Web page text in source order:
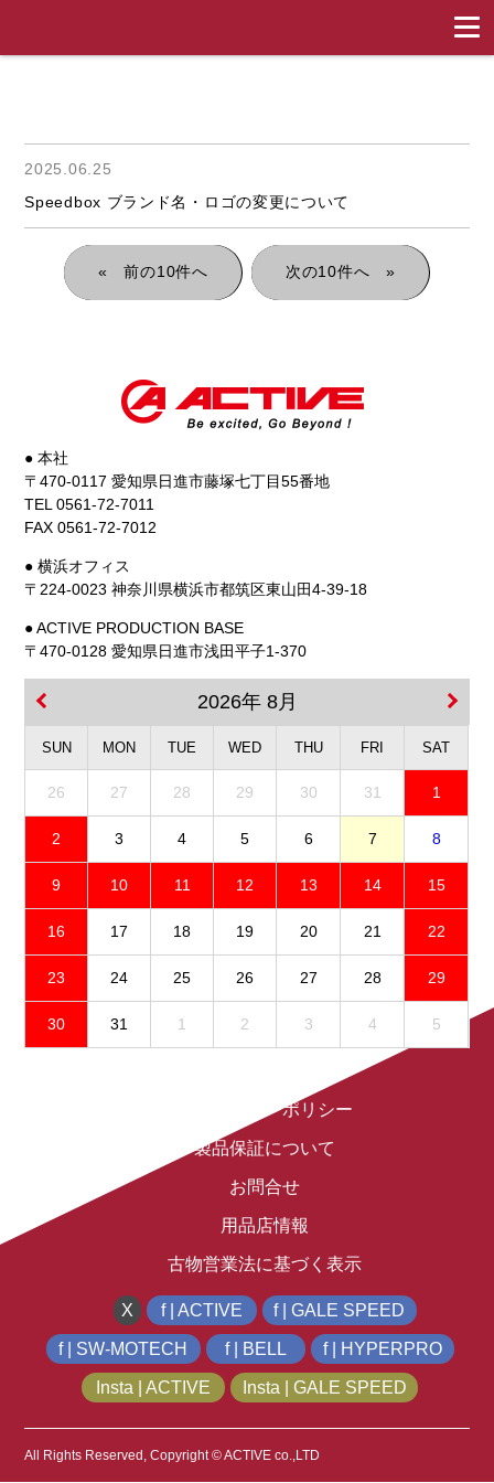
2025.06.25
Speedbox ブランド名・ロゴの変更について
« »
● 本社
〒470-0117 愛知県日進市藤塚七丁目55番地
TEL 0561-72-7011
FAX 0561-72-7012
● 横浜オフィス
〒224-0023 神奈川県横浜市都筑区東山田4-39-18
● ACTIVE PRODUCTION BASE
〒470-0128 愛知県日進市浅田平子1-370
2026年 8月
SUN MON TUE WED THU FRI SAT
26 27 28 29 30 31 1
2 3 4 5 6 7 8
9 10 11 12 13 14 15
16 17 18 19 20 21 22
23 24 25 26 27 28 29
30 31 1 2 3 4 5
プライバシーポリシー
製品保証について
お問合せ
用品店情報
古物営業法に基づく表示
X f | ACTIVE f | GALE SPEED
f | SW-MOTECH f | BELL f | HYPERPRO
Insta | ACTIVE Insta | GALE SPEED
All Rights Reserved, Copyright © ACTIVE co.,LTD